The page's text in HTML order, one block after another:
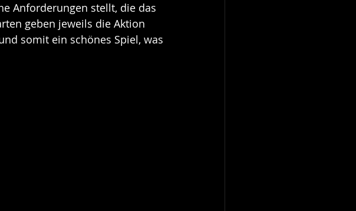
Anforderungen stellt, die das
geben jeweils die Aktion
somit ein schönes Spiel, was